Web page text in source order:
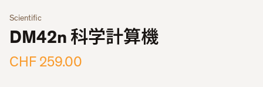
Scientific
DM42n 科学計算機
CHF 259.00